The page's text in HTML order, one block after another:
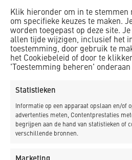
Klik hieronder om in te stemmen
om specifieke keuzes te maken.
worden toegepast op deze site.
allen tijde wijzigen, inclusief het
toestemming, door gebruik te
het Cookiebeleid of door te
'Toestemming beheren'
Statistieken
Informatie op een apparaat opslaan en/of
advertenties meten, Contentprestaties
begrijpen aan de hand van statistieken of
verschillende bronnen.
Onderhoud